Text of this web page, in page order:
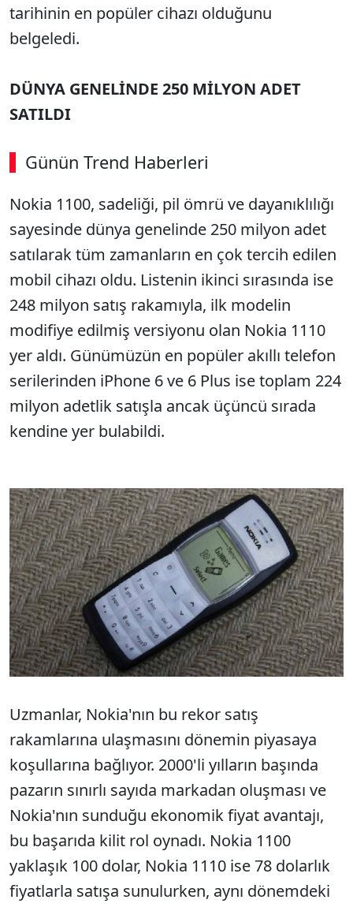
tarihinin en popüler cihazı olduğunu
belgeledi.
DÜNYA GENELİNDE 250 MİLYON ADET
SATILDI
Günün Trend Haberleri
00:02 / 08:15
Sesi Aç
Nokia 1100, sadeliği, pil ömrü ve dayanıklılığı
sayesinde dünya genelinde 250 milyon adet
satılarak tüm zamanların en çok tercih edilen
mobil cihazı oldu. Listenin ikinci sırasında ise
248 milyon satış rakamıyla, ilk modelin
modifiye edilmiş versiyonu olan Nokia 1110
yer aldı. Günümüzün en popüler akıllı telefon
serilerinden iPhone 6 ve 6 Plus ise toplam 224
milyon adetlik satışla ancak üçüncü sırada
kendine yer bulabildi.
Uzmanlar, Nokia'nın bu rekor satış
rakamlarına ulaşmasını dönemin piyasaya
koşullarına bağlıyor. 2000'li yılların başında
pazarın sınırlı sayıda markadan oluşması ve
Nokia'nın sunduğu ekonomik fiyat avantajı,
bu başarıda kilit rol oynadı. Nokia 1100
yaklaşık 100 dolar, Nokia 1110 ise 78 dolarlık
fiyatlarla satışa sunulurken, aynı dönemdeki